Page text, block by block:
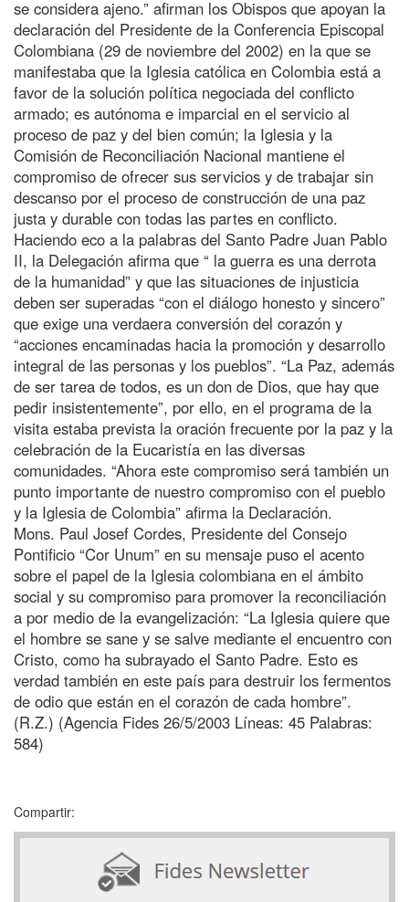
se considera ajeno.” afirman los Obispos que apoyan la
declaración del Presidente de la Conferencia Episcopal
Colombiana (29 de noviembre del 2002) en la que se
manifestaba que la Iglesia católica en Colombia está a
favor de la solución política negociada del conflicto
armado; es autónoma e imparcial en el servicio al
proceso de paz y del bien común; la Iglesia y la
Comisión de Reconciliación Nacional mantiene el
compromiso de ofrecer sus servicios y de trabajar sin
descanso por el proceso de construcción de una paz
justa y durable con todas las partes en conflicto.
Haciendo eco a la palabras del Santo Padre Juan Pablo
II, la Delegación afirma que “ la guerra es una derrota
de la humanidad” y que las situaciones de injusticia
deben ser superadas “con el diálogo honesto y sincero”
que exige una verdaera conversión del corazón y
“acciones encaminadas hacia la promoción y desarrollo
integral de las personas y los pueblos”. “La Paz, además
de ser tarea de todos, es un don de Dios, que hay que
pedir insistentemente”, por ello, en el programa de la
visita estaba prevista la oración frecuente por la paz y la
celebración de la Eucaristía en las diversas
comunidades. “Ahora este compromiso será también un
punto importante de nuestro compromiso con el pueblo
y la Iglesia de Colombia” afirma la Declaración.
Mons. Paul Josef Cordes, Presidente del Consejo
Pontificio “Cor Unum” en su mensaje puso el acento
sobre el papel de la Iglesia colombiana en el ámbito
social y su compromiso para promover la reconciliación
a por medio de la evangelización: “La Iglesia quiere que
el hombre se sane y se salve mediante el encuentro con
Cristo, como ha subrayado el Santo Padre. Esto es
verdad también en este país para destruir los fermentos
de odio que están en el corazón de cada hombre”.
(R.Z.) (Agencia Fides 26/5/2003 Líneas: 45 Palabras:
584)
Compartir: